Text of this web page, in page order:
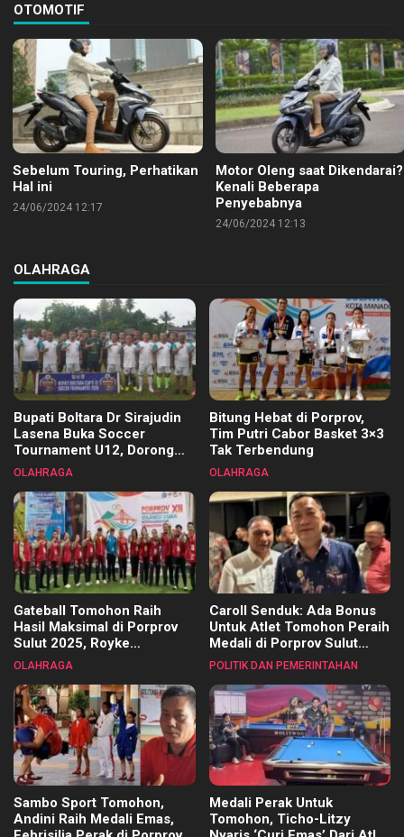
OTOMOTIF
Sebelum Touring, Perhatikan
Hal ini
24/06/2024 12:17
Motor Oleng saat Dikendarai?
Kenali Beberapa
Penyebabnya
24/06/2024 12:13
OLAHRAGA
Bupati Boltara Dr Sirajudin
Lasena Buka Soccer
Tournament U12, Dorong
Pembinaan Merata di Setiap
OLAHRAGA
Bitung Hebat di Porprov,
Tim Putri Cabor Basket 3×3
Tak Terbendung
OLAHRAGA
Gateball Tomohon Raih
Hasil Maksimal di Porprov
Sulut 2025, Royke
Tangkawarouw Ucapkan
OLAHRAGA
Caroll Senduk: Ada Bonus
Untuk Atlet Tomohon Peraih
Medali di Porprov Sulut
2025
POLITIK DAN PEMERINTAHAN
Sambo Sport Tomohon,
Andini Raih Medali Emas,
Medali Perak Untuk
Tomohon, Ticho-Litzy